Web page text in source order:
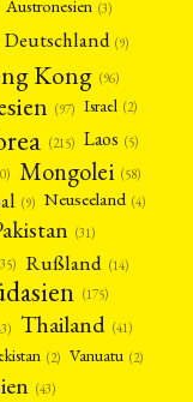
Austronesien (3)
Deutschland (9)
Kong (96)
(97) Israel (2)
(215) Laos (5)
Mongolei (58)
(9) Neuseeland (4)
(31)
Rußland (14)
(175)
Thailand (41)
(2) Vanuatu (2)
(43)